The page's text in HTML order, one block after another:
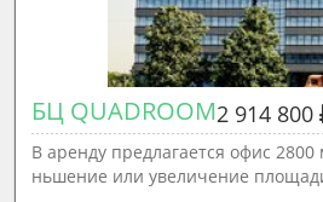
БЦ QUADROOM2 914 800
В аренду предлагается офис
ньшение или увеличение